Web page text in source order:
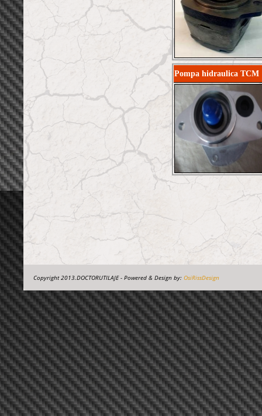
Pompa hidraulica TCM
Copyright 2013.DOCTORUTILAJE - Powered & Design by: OsiRissDesign